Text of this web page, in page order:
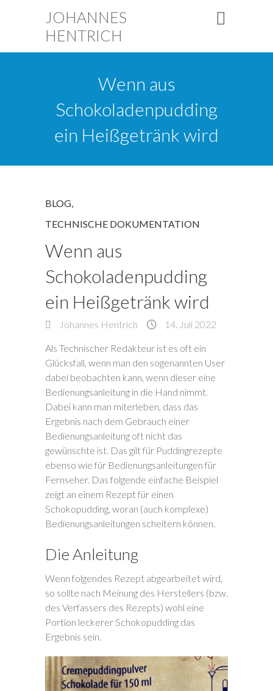
JOHANNES
HENTRICH
Wenn aus
Schokoladenpudding
ein Heißgetränk wird
BLOG,
TECHNISCHE DOKUMENTATION
Wenn aus
Schokoladenpudding
ein Heißgetränk wird
Johannes Hentrich 14. Juli 2022
Als Technischer Redakteur ist es oft ein
Glücksfall, wenn man den sogenannten User
dabei beobachten kann, wenn dieser eine
Bedienungsanleitung in die Hand nimmt.
Dabei kann man miterleben, dass das
Ergebnis nach dem Gebrauch einer
Bedienungsanleitung oft nicht das
gewünschte ist. Das gilt für Puddingrezepte
ebenso wie für Bedienungsanleitungen für
Fernseher. Das folgende einfache Beispiel
zeigt an einem Rezept für einen
Schokopudding, woran (auch komplexe)
Bedienungsanleitungen scheitern können.
Die Anleitung
Wenn folgendes Rezept abgearbeitet wird,
so sollte nach Meinung des Herstellers (bzw.
des Verfassers des Rezepts) wohl eine
Portion leckerer Schokopudding das
Ergebnis sein.